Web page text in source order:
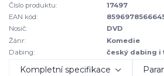
Číslo produktu:
17497
EAN kód:
Nosič:
DVD
Žánr:
Komedie
Dabing:
český dabing i
Kompletní specifikace